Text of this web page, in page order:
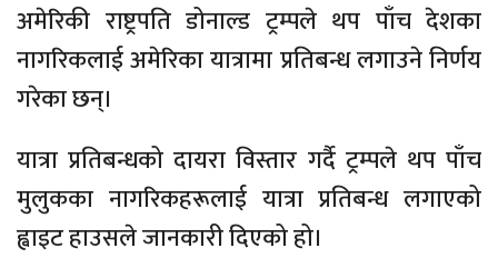
अमेरिकी राष्ट्रपति डोनाल्ड ट्रम्पले थप पाँच देशका
नागरिकलाई अमेरिका यात्रामा प्रतिबन्ध लगाउने निर्णय
गरेका छन्।
यात्रा प्रतिबन्धको दायरा विस्तार गर्दै ट्रम्पले थप पाँच
मुलुकका नागरिकहरूलाई यात्रा प्रतिबन्ध लगाएको
ह्वाइट हाउसले जानकारी दिएको हो।